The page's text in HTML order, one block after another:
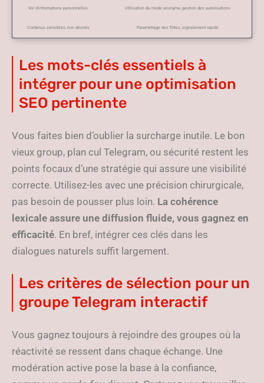
Vol d’informations personnelles Utilisation du mode anonyme, gestion des autorisations
Contenus sensibles, non désirés Paramétrage des filtres, signalement rapide
Les mots-clés essentiels à
intégrer pour une optimisation
SEO pertinente
Vous faites bien d’oublier la surcharge inutile. Le bon
vieux group, plan cul Telegram, ou sécurité restent les
points focaux d’une stratégie qui assure une visibilité
correcte. Utilisez-les avec une précision chirurgicale,
pas besoin de pousser plus loin. La cohérence
lexicale assure une diffusion fluide, vous gagnez en
efficacité. En bref, intégrer ces clés dans les
dialogues naturels suffit largement.
Les critères de sélection pour un
groupe Telegram interactif
Vous gagnez toujours à rejoindre des groupes où la
réactivité se ressent dans chaque échange. Une
modération active pose la base à la confiance,